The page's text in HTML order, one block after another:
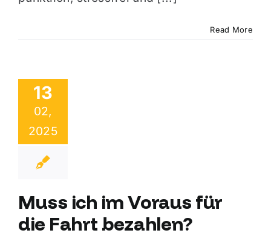
Read More
13
02,
2025
Muss ich im Voraus für
die Fahrt bezahlen?